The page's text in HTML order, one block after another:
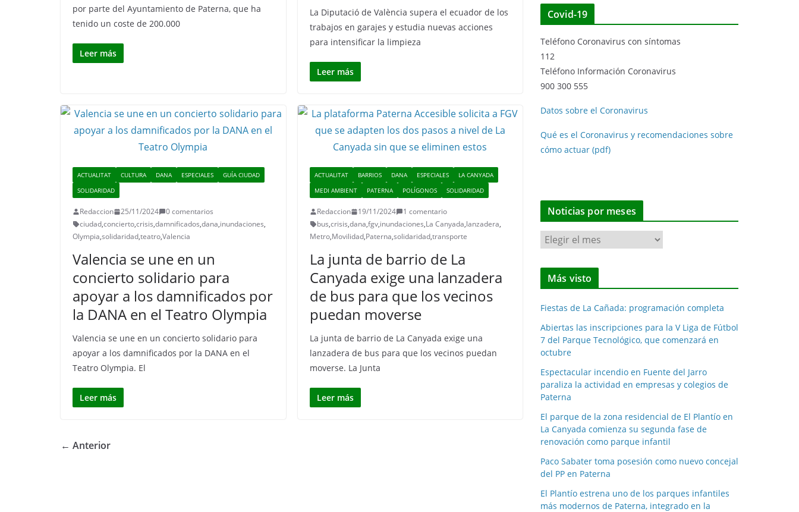
por parte del Ayuntamiento de Paterna, que ha
tenido un coste de 200.000
Leer más
La Diputació de València supera el ecuador de los
trabajos en garajes y estudia nuevas acciones
para intensificar la limpieza
Leer más
ACTUALITAT CULTURA DANA ESPECIALES
GUÍA CIUDAD
SOLIDARIDAD
Redaccion 25/11/2024
0 comentarios
ciudad,concierto,crisis,damnificados,dana,inundaciones,
Olympia,solidaridad,teatro,Valencia
Valencia se une en un
concierto solidario para
apoyar a los damnificados por
la DANA en el Teatro Olympia
Valencia se une en un concierto solidario para
apoyar a los damnificados por la DANA en el
Teatro Olympia. El
Leer más
ACTUALITAT BARRIOS DANA ESPECIALES
LA CANYADA
MEDI AMBIENT
PATERNA POLÍGONOS SOLIDARIDAD
Redaccion 19/11/2024
1 comentario
bus,crisis,dana,fgv,inundaciones,La Canyada,lanzadera,
Metro,Movilidad,Paterna,solidaridad,transporte
La junta de barrio de La
Canyada exige una lanzadera
de bus para que los vecinos
puedan moverse
La junta de barrio de La Canyada exige una
lanzadera de bus para que los vecinos puedan
moverse. La Junta
Leer más
← Anterior
Covid-19
Teléfono Coronavirus con síntomas
112
Teléfono Información Coronavirus
900 300 555
Datos sobre el Coronavirus
Qué es el Coronavirus y recomendaciones sobre
cómo actuar (pdf)
Noticias por meses
N
o
t
i
a
s
p
o
r
m
e
s
e
s
Más visto
Fiestas de La Cañada: programación completa
Abiertas las inscripciones para la V Liga de Fútbol
7 del Parque Tecnológico, que comenzará en
octubre
Espectacular incendio en Fuente del Jarro
paraliza la actividad en empresas y colegios de
Paterna
El parque de la zona residencial de El Plantío en
La Canyada comienza su segunda fase de
renovación como parque infantil
Paco Sabater toma posesión como nuevo concejal
del PP en Paterna
El Plantío estrena uno de los parques infantiles
más modernos de Paterna, integrado en la